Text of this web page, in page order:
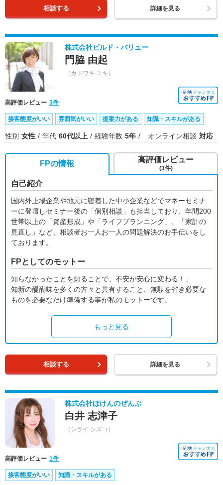
相談する 詳細を見る
株式会社ビルド・バリュー
門脇 由起
（カドワキ ユキ）
高評価レビュー 3件
接客態度がいい 雰囲気がいい 提案力がある 知識・スキルがある
性別 女性 年代 60代以上 経験年数 5年 オンライン相談 対応
FPの情報
自己紹介
国内外上場企業や地元に密着した中小企業などでマネーセミナ
ーに登壇しセミナー後の「個別相談」も担当しており、年間200
世帯以上の「資産形成」や「ライフプランニング」、「家計の
見直し」など、相談者お一人お一人の問題解決のお手伝いをし
ております。
FPとしてのモットー
知らなかったことを知ることで、不安が安心に変わる！」
知新の醍醐味を多くの方々と共有すること、無駄を省き必要な
ものを必要なだけ準備する事が私のモットーです。
もっと見る
高評価レビュー
(3件)
相談する 詳細を見る
株式会社ほけんのぜんぶ
白井 志津子
（シライ シズコ）
高評価レビュー 1件
接客態度がいい 知識・スキルがある